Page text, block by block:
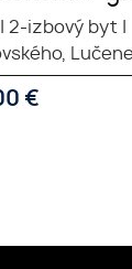
2-izbový byt
€